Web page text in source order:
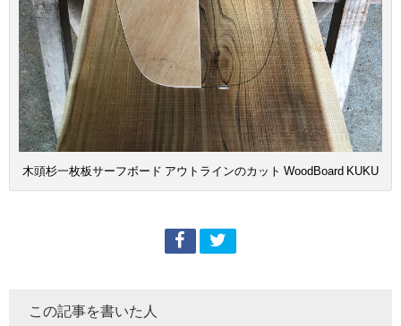
木頭杉一枚板サーフボード アウトラインのカット WoodBoard KUKU
この記事を書いた人